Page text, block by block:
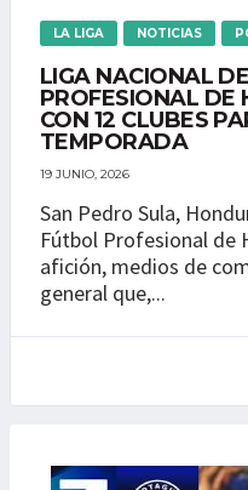
LA LIGA NOTICIAS
LIGA NACIONAL
PROFESIONAL DE
CON 12 CLUBES
TEMPORADA
19 JUNIO, 2026
San Pedro Sula,
Fútbol Profesional de
afición, medios de
general que,...